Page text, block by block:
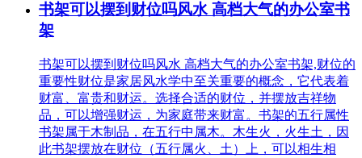
书架可以摆到财位吗风水 高档大气的办公室书
架
书架可以摆到财位吗风水 高档大气的办公室书架,财位的
重要性财位是家居风水学中至关重要的概念，它代表着
财富、富贵和财运。选择合适的财位，并摆放吉祥物
品，可以增强财运，为家庭带来财富。书架的五行属性
书架属于木制品，在五行中属木。木生火，火生土，因
此书架摆放在财位（五行属火、土）上，可以相生相